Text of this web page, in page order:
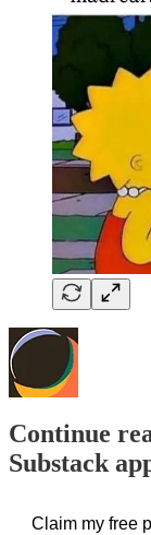
Continue
Substack
Claim my free